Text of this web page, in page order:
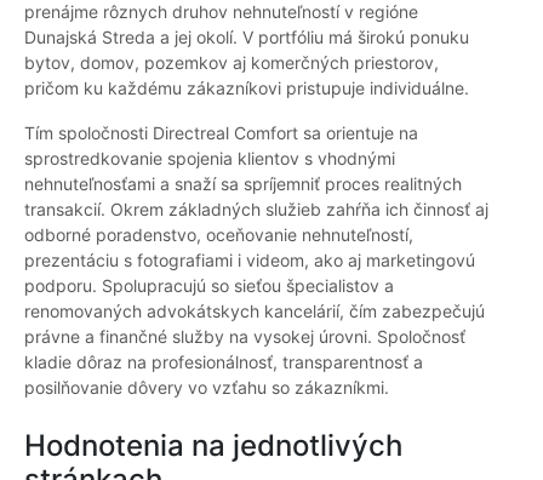
prenájme rôznych druhov nehnuteľností v regióne
Dunajská Streda a jej okolí. V portfóliu má širokú ponuku
bytov, domov, pozemkov aj komerčných priestorov,
pričom ku každému zákazníkovi pristupuje individuálne.
Tím spoločnosti Directreal Comfort sa orientuje na
sprostredkovanie spojenia klientov s vhodnými
nehnuteľnosťami a snaží sa spríjemniť proces realitných
transakcií. Okrem základných služieb zahŕňa ich činnosť aj
odborné poradenstvo, oceňovanie nehnuteľností,
prezentáciu s fotografiami i videom, ako aj marketingovú
podporu. Spolupracujú so sieťou špecialistov a
renomovaných advokátskych kancelárií, čím zabezpečujú
právne a finančné služby na vysokej úrovni. Spoločnosť
kladie dôraz na profesionálnosť, transparentnosť a
posilňovanie dôvery vo vzťahu so zákazníkmi.
Hodnotenia na jednotlivých